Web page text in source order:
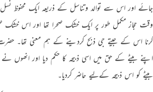
جائے اور اس سے توالد وتناسل کے ذریعہ ایک محفوظ
وقت حجاز مکمل طور پر ایک خشک صحرا تھا اور اس خشک
کرنا اس کے جیتے جی ذبح کردینے کے ہم معنی تھا۔ حضرت
اپنے بیٹے کے حق میں اسی ذبیحہ کا حکم دیا اور انھوں
بیٹے کو اس ذبیحہ کےلیے حاضر کردیا۔